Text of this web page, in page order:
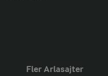
Fler Arlasajter